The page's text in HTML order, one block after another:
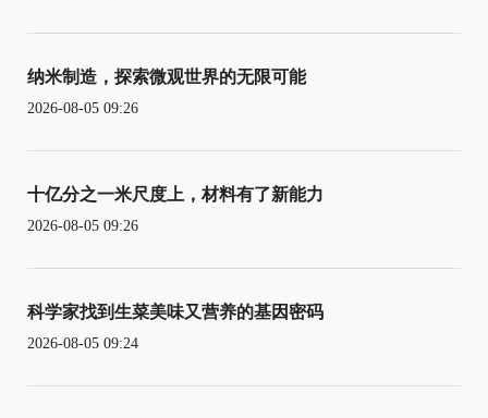
纳米制造，探索微观世界的无限可能
2026-08-05 09:26
十亿分之一米尺度上，材料有了新能力
2026-08-05 09:26
科学家找到生菜美味又营养的基因密码
2026-08-05 09:24